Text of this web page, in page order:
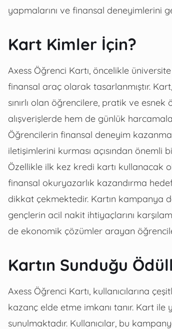
yapmalarını ve finansal deneyimlerini
Kart Kimler İçin?
Axess Öğrenci Kartı, öncelikle
finansal araç olarak tasarlanmıştır.
sınırlı olan öğrencilere, pratik ve
alışverişlerde hem de günlük
Öğrencilerin finansal deneyim
iletişimlerini kurması açısından önemli
Özellikle ilk kez kredi kartı kullanacak
finansal okuryazarlık kazandırma
dikkat çekmektedir. Kartın kampanya
gençlerin acil nakit ihtiyaçlarını
de ekonomik çözümler arayan
Kartın Sunduğu
Axess Öğrenci Kartı, kullanıcılarına
kazanç elde etme imkanı tanır. Kart
sunulmaktadır. Kullanıcılar, bu